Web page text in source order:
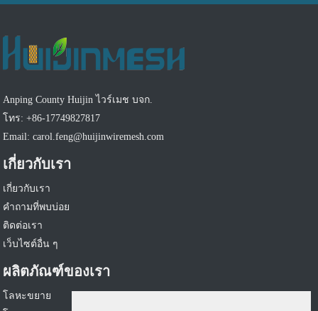
Anping County Huijin ไวร์เมช บจก.
โทร: +86-17749827817
Email: carol.feng@huijinwiremesh.com
เกี่ยวกับเรา
เกี่ยวกับเรา
คำถามที่พบบ่อย
ติดต่อเรา
เว็บไซต์อื่น ๆ
ผลิตภัณฑ์ของเรา
โลหะขยาย